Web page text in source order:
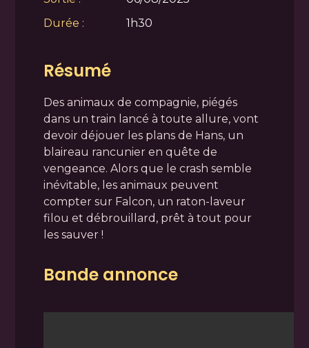
Durée :
1h30
Résumé
Des animaux de compagnie, piégés
dans un train lancé à toute allure, vont
devoir déjouer les plans de Hans, un
blaireau rancunier en quête de
vengeance. Alors que le crash semble
inévitable, les animaux peuvent
compter sur Falcon, un raton-laveur
filou et débrouillard, prêt à tout pour
les sauver !
Bande annonce